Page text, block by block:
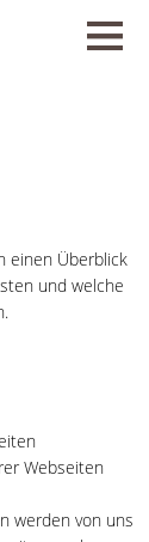
einen Überblick
und welche
Webseiten
werden von uns